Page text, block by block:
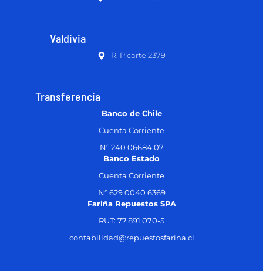
Valdivia
R. Picarte 2379
Transferencia
Banco de Chile
Cuenta Corriente
N° 240 06684 07
Banco Estado
Cuenta Corriente
N° 629 0040 6369
Fariña Repuestos SPA
RUT: 77.891.070-5
contabilidad@repuestosfarina.cl